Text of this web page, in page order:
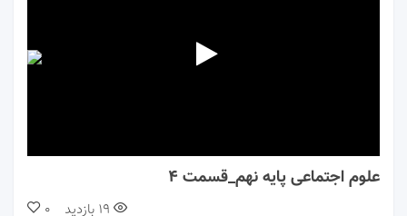
علوم اجتماعی پایه نهم_قسمت 4
0 19 بازدید